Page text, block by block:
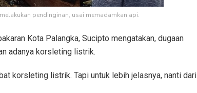
pendinginan, usai memadamkan api.
Kota Palangka, Sucipto mengatakan, dugaan
adanya korsleting listrik.
korsleting listrik. Tapi untuk lebih jelasnya, nanti dari